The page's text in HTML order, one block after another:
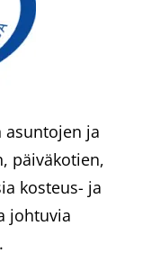
asuntojen ja
päiväkotien,
kosteus- ja
johtuvia